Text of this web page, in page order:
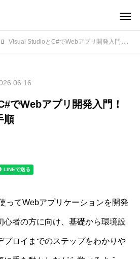
Visual StudioとC#でWebアプリ開発入門！初心者のための手順
でWebアプリ開発入門！
順
ってWebアプリケーションを開発
心者の方に向け、基礎から環境設
プロイまでのステップをわかりや